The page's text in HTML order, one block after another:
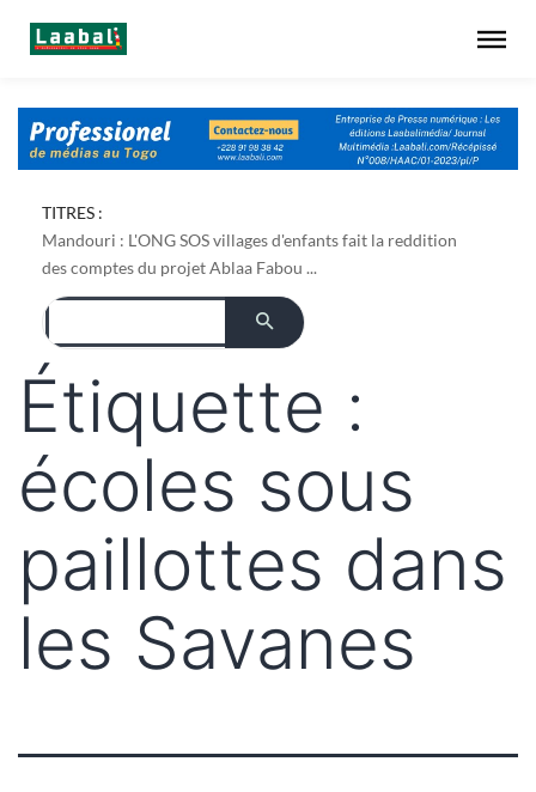
TITRES :
Mandouri : L'ONG SOS villages d'enfants fait la reddition
des comptes du projet Ablaa Fabou ...
Étiquette :
écoles sous
paillottes dans
les Savanes